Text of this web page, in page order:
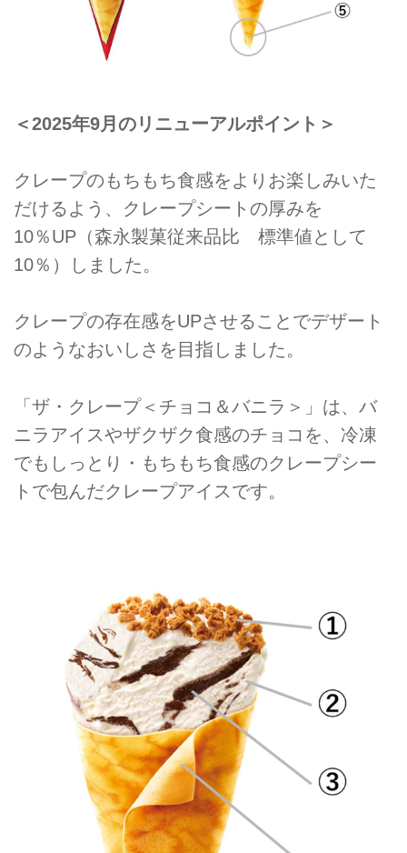
＜2025年9月のリニューアルポイント＞
クレープのもちもち食感をよりお楽しみいた
だけるよう、クレープシートの厚みを
10％UP（森永製菓従来品比 標準値として
10％）しました。
クレープの存在感をUPさせることでデザート
のようなおいしさを目指しました。
「ザ・クレープ＜チョコ＆バニラ＞」は、バ
ニラアイスやザクザク食感のチョコを、冷凍
でもしっとり・もちもち食感のクレープシー
トで包んだクレープアイスです。